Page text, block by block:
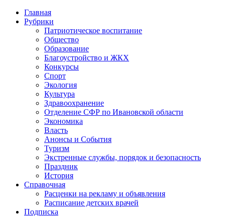
Главная
Рубрики
Патриотическое воспитание
Общество
Образование
Благоустройство и ЖКХ
Конкурсы
Спорт
Экология
Культура
Здравоохранение
Отделение СФР по Ивановской области
Экономика
Власть
Анонсы и События
Туризм
Экстренные службы, порядок и безопасность
Праздник
История
Справочная
Расценки на рекламу и объявления
Расписание детских врачей
Подписка